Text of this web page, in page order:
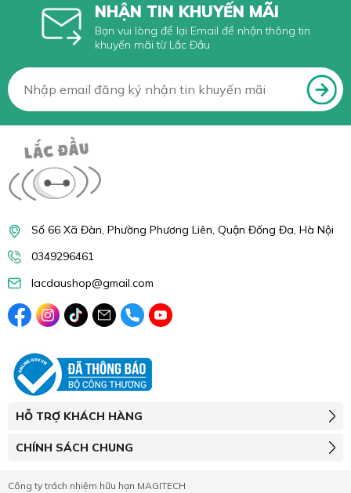
NHẬN TIN KHUYẾN MÃI
Bạn vui lòng để lại Email để nhận thông tin
khuyến mãi từ Lắc Đầu
Số 66 Xã Đàn, Phường Phương Liên, Quận Đống Đa, Hà Nội
0349296461
lacdaushop@gmail.com
HỖ TRỢ KHÁCH HÀNG
CHÍNH SÁCH CHUNG
Công ty trách nhiệm hữu hạn MAGITECH